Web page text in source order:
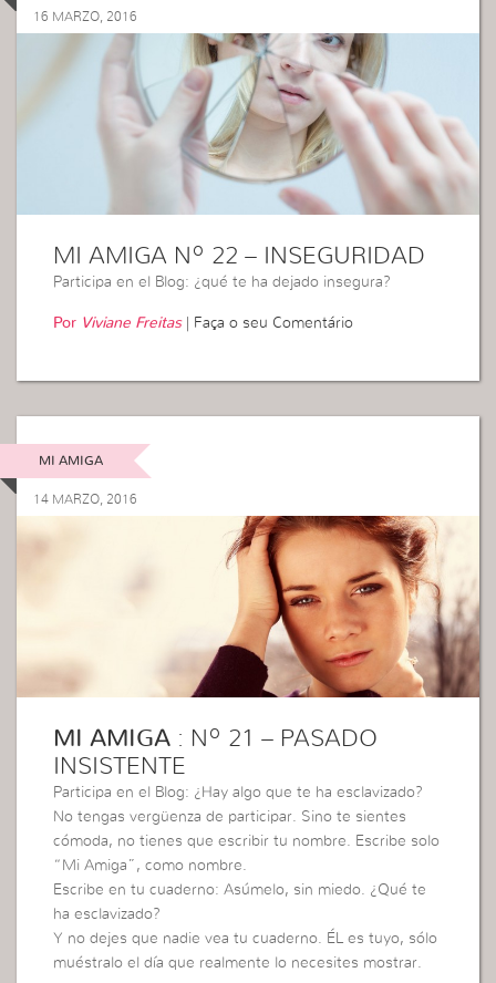
16 MARZO, 2016
MI AMIGA Nº 22 – INSEGURIDAD
Participa en el Blog: ¿qué te ha dejado insegura?
Por Viviane Freitas| Faça o seu Comentário
MI AMIGA
14 MARZO, 2016
MI AMIGA : Nº 21 – PASADO
INSISTENTE
Participa en el Blog: ¿Hay algo que te ha esclavizado?
No tengas vergüenza de participar. Sino te sientes
cómoda, no tienes que escribir tu nombre. Escribe solo
“Mi Amiga”, como nombre.
Escribe en tu cuaderno: Asúmelo, sin miedo. ¿Qué te
ha esclavizado?
Y no dejes que nadie vea tu cuaderno. ÉL es tuyo, sólo
muéstralo el día que realmente lo necesites mostrar.